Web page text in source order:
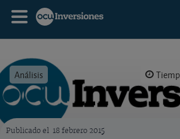
Análisis
Publicado el 18 febrero 2015